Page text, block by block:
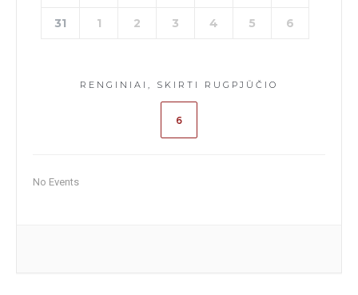
31 1 2 3 4 5 6
RENGINIAI, SKIRTI RUGPJŪČIO
6
No Events